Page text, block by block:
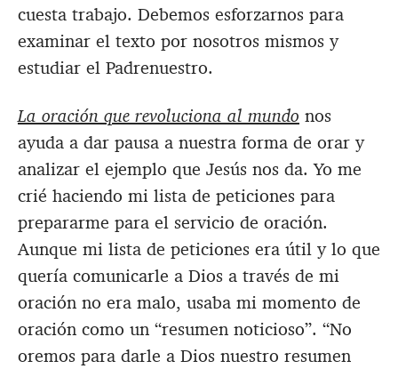
cuesta trabajo. Debemos esforzarnos para
examinar el texto por nosotros mismos y
estudiar el Padrenuestro.
La oración que revoluciona al mundo nos
ayuda a dar pausa a nuestra forma de orar y
analizar el ejemplo que Jesús nos da. Yo me
crié haciendo mi lista de peticiones para
prepararme para el servicio de oración.
Aunque mi lista de peticiones era útil y lo que
quería comunicarle a Dios a través de mi
oración no era malo, usaba mi momento de
oración como un “resumen noticioso”. “No
oremos para darle a Dios nuestro resumen